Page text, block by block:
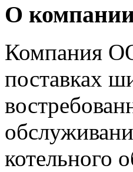
О
Компания
поставках
котельного